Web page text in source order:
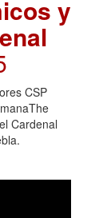
y
CSP
Cardenal